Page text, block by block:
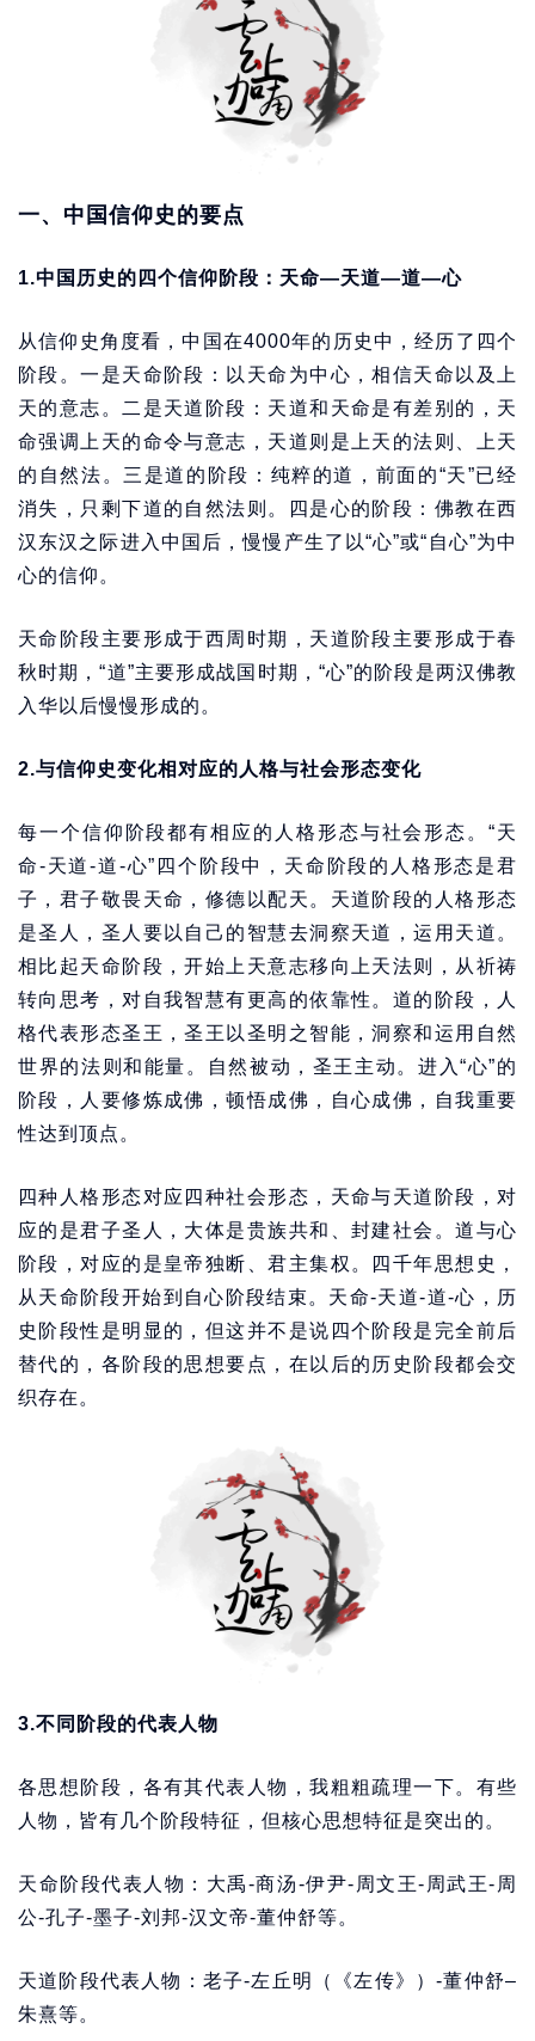
一、中国信仰史的要点
1.中国历史的四个信仰阶段：天命—天道—道—心
从信仰史角度看，中国在4000年的历史中，经历了四个
阶段。一是天命阶段：以天命为中心，相信天命以及上
天的意志。二是天道阶段：天道和天命是有差别的，天
命强调上天的命令与意志，天道则是上天的法则、上天
的自然法。三是道的阶段：纯粹的道，前面的“天”已经
消失，只剩下道的自然法则。四是心的阶段：佛教在西
汉东汉之际进入中国后，慢慢产生了以“心”或“自心”为中
心的信仰。
天命阶段主要形成于西周时期，天道阶段主要形成于春
秋时期，“道”主要形成战国时期，“心”的阶段是两汉佛教
入华以后慢慢形成的。
2.与信仰史变化相对应的人格与社会形态变化
每一个信仰阶段都有相应的人格形态与社会形态。“天
命-天道-道-心”四个阶段中，天命阶段的人格形态是君
子，君子敬畏天命，修德以配天。天道阶段的人格形态
是圣人，圣人要以自己的智慧去洞察天道，运用天道。
相比起天命阶段，开始上天意志移向上天法则，从祈祷
转向思考，对自我智慧有更高的依靠性。道的阶段，人
格代表形态圣王，圣王以圣明之智能，洞察和运用自然
世界的法则和能量。自然被动，圣王主动。进入“心”的
阶段，人要修炼成佛，顿悟成佛，自心成佛，自我重要
性达到顶点。
四种人格形态对应四种社会形态，天命与天道阶段，对
应的是君子圣人，大体是贵族共和、封建社会。道与心
阶段，对应的是皇帝独断、君主集权。四千年思想史，
从天命阶段开始到自心阶段结束。天命-天道-道-心，历
史阶段性是明显的，但这并不是说四个阶段是完全前后
替代的，各阶段的思想要点，在以后的历史阶段都会交
织存在。
3.不同阶段的代表人物
各思想阶段，各有其代表人物，我粗粗疏理一下。有些
人物，皆有几个阶段特征，但核心思想特征是突出的。
天命阶段代表人物：大禹-商汤-伊尹-周文王-周武王-周
公-孔子-墨子-刘邦-汉文帝-董仲舒等。
天道阶段代表人物：老子-左丘明（《左传》）-董仲舒–
朱熹等。